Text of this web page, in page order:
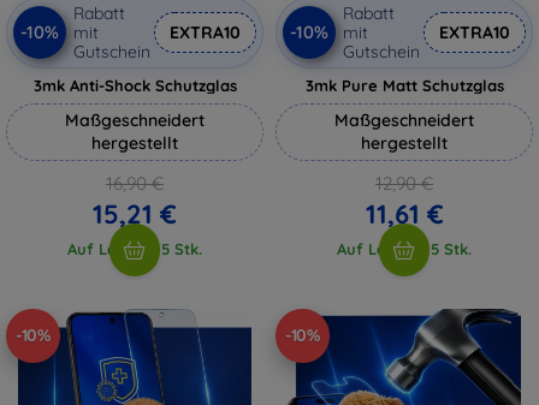
-10%
Rabatt
mit
Gutschein
EXTRA10
3mk Anti-Shock Schutzglas
Maßgeschneidert
hergestellt
16,90 €
15,21 €
Auf Lager > 5 Stk.
-10%
Rabatt
mit
Gutschein
EXTRA10
3mk Pure Matt Schutzglas
Maßgeschneidert
hergestellt
12,90 €
11,61 €
Auf Lager > 5 Stk.
-10% -10%